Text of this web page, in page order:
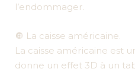
l’endommager.
🔘 La caisse américaine.
La caisse américaine est
donne un effet 3D à un